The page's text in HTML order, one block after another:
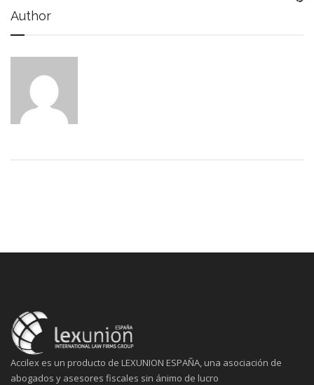
Author
Accilex es un producto de LEXUNION ESPAÑA, una asociación de
abogados y asesores fiscales sin ánimo de lucro